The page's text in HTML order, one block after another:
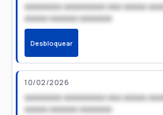
xxxxxxxx xxxxxxxxx xxx xxxxx
xxxxx xxxxxx xxxxxxx
Desbloquear
10/02/2026
xxxxxxxx xxxxxxxxx xxx xxxxx
xxxxx xxxxxx xxxxxxx